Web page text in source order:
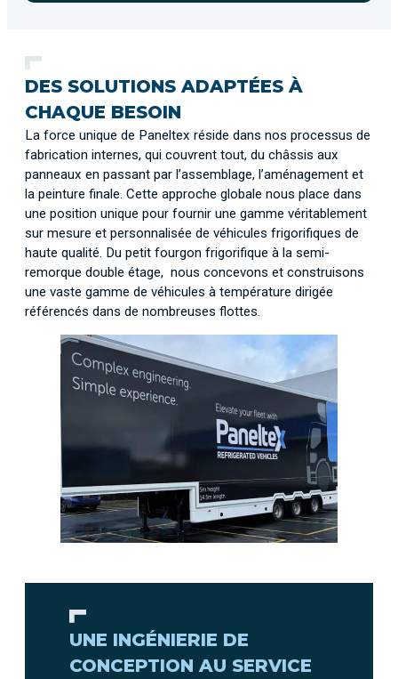
DES SOLUTIONS ADAPTÉES À
CHAQUE BESOIN
La force unique de Paneltex réside dans nos processus de
fabrication internes, qui couvrent tout, du châssis aux
panneaux en passant par l’assemblage, l’aménagement et
la peinture finale. Cette approche globale nous place dans
une position unique pour fournir une gamme véritablement
sur mesure et personnalisée de véhicules frigorifiques de
haute qualité. Du petit fourgon frigorifique à la semi-
remorque double étage, nous concevons et construisons
une vaste gamme de véhicules à température dirigée
référencés dans de nombreuses flottes.
UNE INGÉNIERIE DE
CONCEPTION AU SERVICE